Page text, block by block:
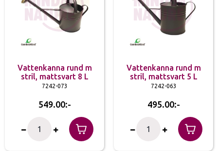
Vattenkanna rund m
stril, mattsvart 8 L
7242-073
549.00
Vattenkanna rund m
stril, mattsvart 5 L
7242-063
495.00